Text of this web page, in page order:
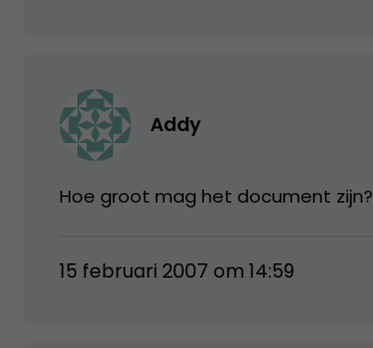
Addy
Hoe groot mag het document zijn?
15 februari 2007 om 14:59